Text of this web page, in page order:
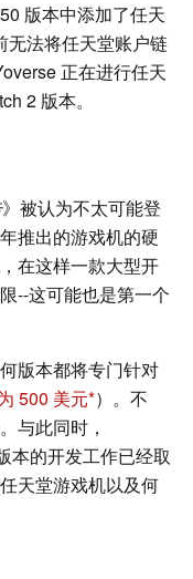
版本中添加了任天
无法将任天堂账户链
正在进行任天
2 版本。
》被认为不太可能登
推出的游戏机的硬
在这样一款大型开
--这可能也是第一个
版本都将专门针对
500 美元 ）。不
与此同时，
本的开发工作已经取
天堂游戏机以及何